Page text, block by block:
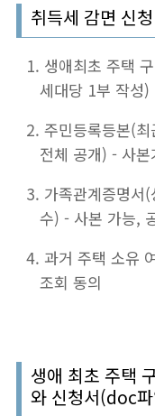
취득세 감면 신
생애최초 주택
세대당 1부 작성)
주민등록등본(
전체 공개) - 사
가족관계증명서
수) - 사본 가능,
과거 주택 소유
조회 동의
생애 최초 주택
와 신청서(doc